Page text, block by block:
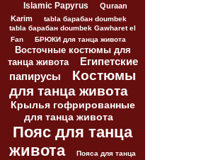
Islamic Papyrus
Quraan
Karim
tabla барабан doumbek
tabla барабан doumbek Gawharet el
Fan
БРЮКИ для танца живота
Восточные костюмы для
танца живота
Египетские
папирусы
Костюмы
для танца живота
Крылья гофрированные
для танца живота
Пояс для танца
живота
Пояса для танца